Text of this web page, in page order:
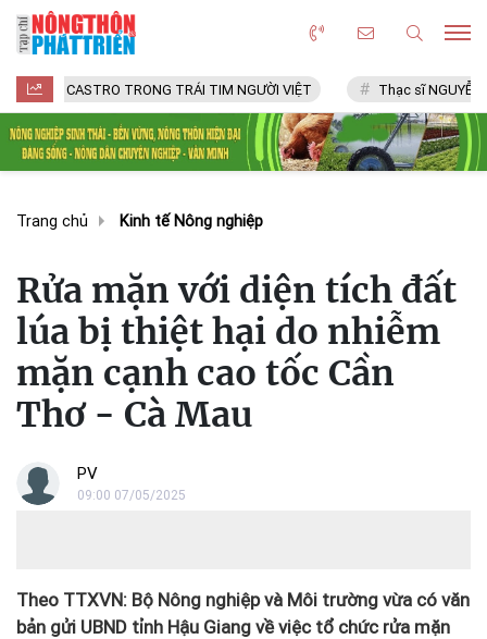
TRONG TRÁI TIM NGƯỜI VIỆT Thạc sĩ NGUYỄN VĂN CHÍ
Trang chủ Kinh tế Nông nghiệp
Rửa mặn với diện tích đất
lúa bị thiệt hại do nhiễm
mặn cạnh cao tốc Cần
Thơ - Cà Mau
PV
09:00 07/05/2025
Theo TTXVN: Bộ Nông nghiệp và Môi trường vừa có văn
bản gửi UBND tỉnh Hậu Giang về việc tổ chức rửa mặn